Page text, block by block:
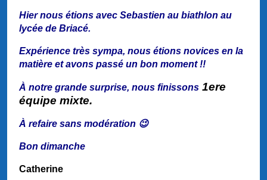
Hier nous étions avec Sebastien au biathlon au
lycée de Briacé.
Expérience très sympa, nous étions novices en la
matière et avons passé un bon moment !!
À notre grande surprise, nous finissons 1ere
équipe mixte.
À refaire sans modération 😉
Bon dimanche
Catherine